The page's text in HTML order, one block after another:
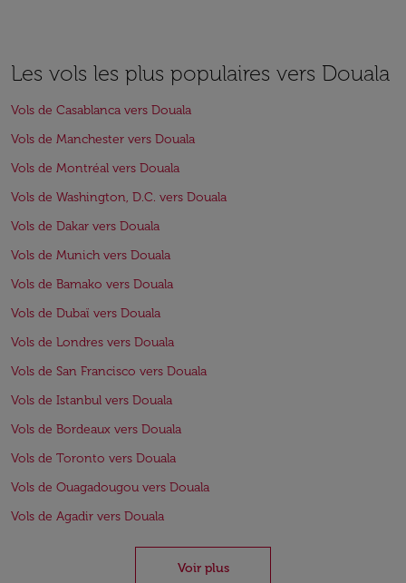
Les vols les plus populaires vers Douala
Vols de Casablanca vers Douala
Vols de Manchester vers Douala
Vols de Montréal vers Douala
Vols de Washington, D.C. vers Douala
Vols de Dakar vers Douala
Vols de Munich vers Douala
Vols de Bamako vers Douala
Vols de Dubaï vers Douala
Vols de Londres vers Douala
Vols de San Francisco vers Douala
Vols de Istanbul vers Douala
Vols de Bordeaux vers Douala
Vols de Toronto vers Douala
Vols de Ouagadougou vers Douala
Vols de Agadir vers Douala
Voir plus